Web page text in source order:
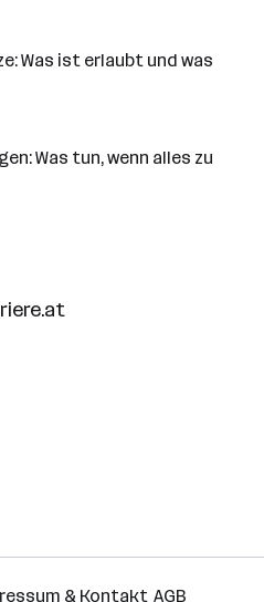
Was ist erlaubt und was
Was tun, wenn alles zu
& Kontakt AGB